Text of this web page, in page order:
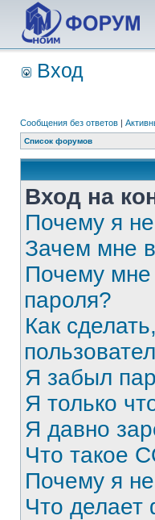
Вход
Сообщения без ответов |
Список форумов
Вход на
Почему я
Зачем мне
Почему мне
пароля?
Как
Я забыл
Я только
Я давно
Что такое
Почему я
Что делает